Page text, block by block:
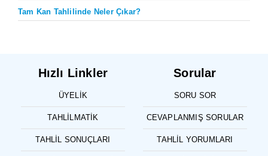
Tam Kan Tahlilinde Neler Çıkar?
Hızlı Linkler
ÜYELIK
TAHLILMATIK
TAHLIL SONUÇLARI
Sorular
SORU SOR
CEVAPLANMIŞ SORULAR
TAHLIL YORUMLARI